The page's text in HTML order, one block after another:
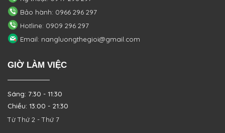
Bảo hành: 0966 296 297
Hotline: 0909 296 297
Email: nangluongthegioi@gmail.com
GIỜ LÀM VIỆC
Sáng: 7:30 - 11:30
Chiều: 13:00 - 21:30
Từ Thứ 2 - Thứ 7